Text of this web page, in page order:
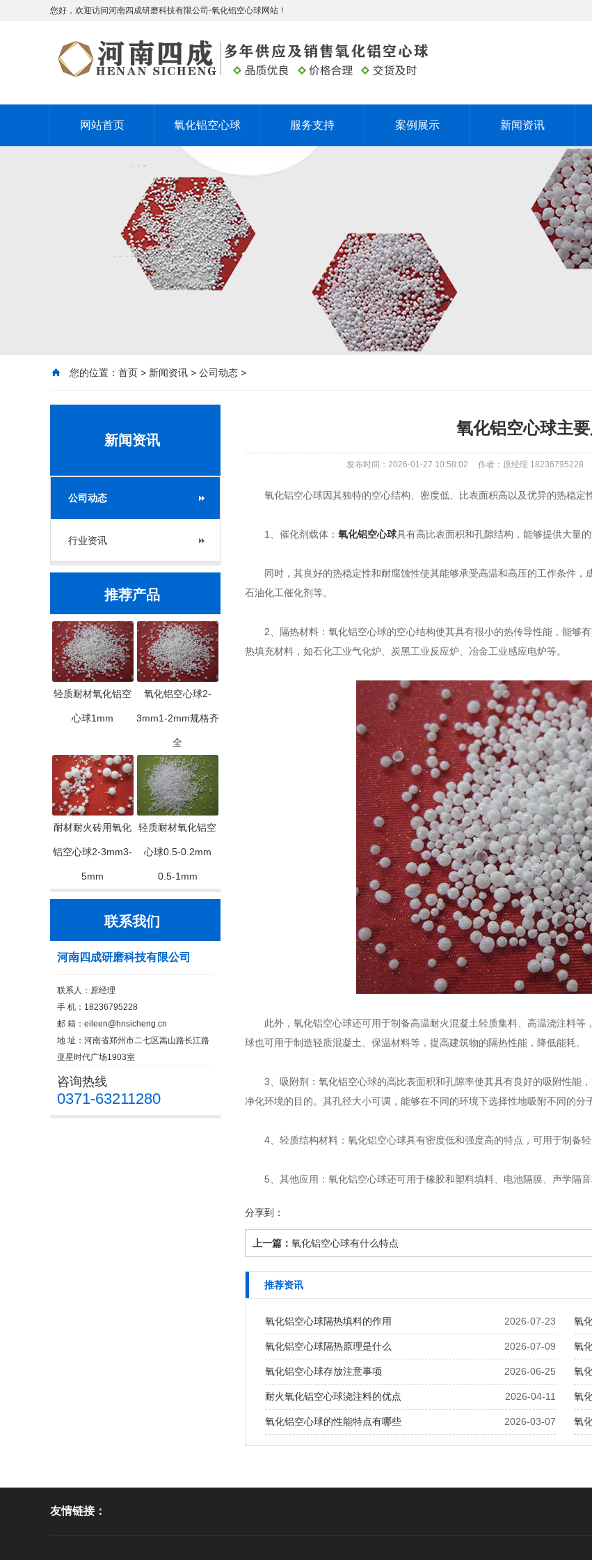
您好，欢迎访问河南四成研磨科技有限公司-氧化铝空心球网站！
网站首页 氧化铝空心球 服务支持 案例展示 新闻资讯
您的位置： 首页 > 新闻资讯 > 公司动态 >
新闻资讯
公司动态
行业资讯
推荐产品
轻质耐材氧化铝空
心球1mm
氧化铝空心球2-
3mm1-2mm规格齐
全
耐材耐火砖用氧化
铝空心球2-3mm3-
5mm
轻质耐材氧化铝空
心球0.5-0.2mm
0.5-1mm
联系我们
河南四成研磨科技有限公司
联系人：原经理
手 机：18236795228
邮 箱： eileen@hnsicheng.cn
地 址：河南省郑州市二七区嵩山路长江路
亚星时代广场1903室
咨询热线
0371-63211280
氧化铝空心球主
发布时间：2026-01-27 10:58:02 作者：原经理 18236795228
氧化铝空心球因其独特的空心结构、密度低、比表面积高以及优异的热稳定
1、催化剂载体： 氧化铝空心球具有高比表面积和孔隙结构，能够提供大量
同时，其良好的热稳定性和耐腐蚀性使其能够承受高温和高压的工作条件，
石油化工催化剂等。
2、隔热材料：氧化铝空心球的空心结构使其具有很小的热传导性能，能够
热填充材料，如石化工业气化炉、炭黑工业反应炉、冶金工业感应电炉等。
此外，氧化铝空心球还可用于制备高温耐火混凝土轻质集料、高温浇注料等
球也可用于制造轻质混凝土、保温材料等，提高建筑物的隔热性能，降低能耗。
3、吸附剂：氧化铝空心球的高比表面积和孔隙率使其具有良好的吸附性能
净化环境的目的。其孔径大小可调，能够在不同的环境下选择性地吸附不同的分
4、轻质结构材料：氧化铝空心球具有密度低和强度高的特点，可用于制备轻
5、其他应用：氧化铝空心球还可用于橡胶和塑料填料、电池隔膜、声学隔音
分享到：
上一篇： 氧化铝空心球有什么特点
推荐资讯
2026-07-23
氧化铝空心球隔热填料的作用 氧
2026-07-09
氧化铝空心球隔热原理是什么 氧
2026-06-25
氧化铝空心球存放注意事项 氧
2026-04-11
耐火氧化铝空心球浇注料的优点 氧
2026-03-07
氧化铝空心球的性能特点有哪些 氧
友情链接：